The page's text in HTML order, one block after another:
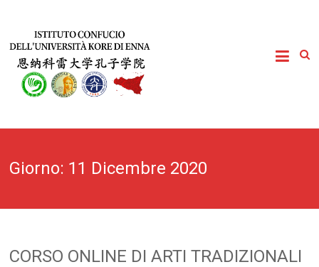
Giorno: 11 Dicembre 2020
CORSO ONLINE DI ARTI TRADIZIONALI